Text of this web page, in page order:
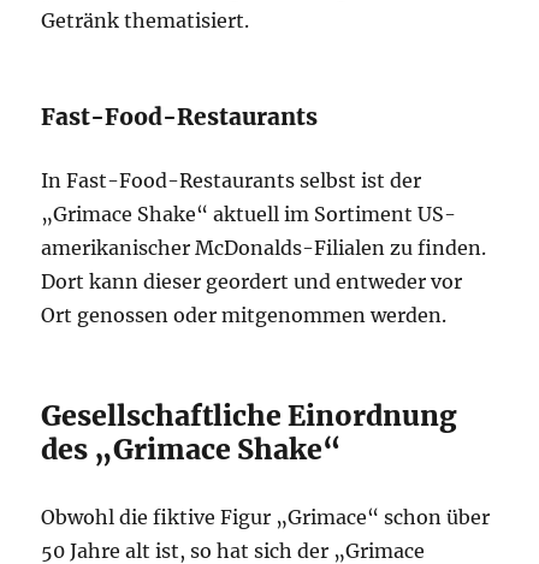
Getränk thematisiert.
Fast-Food-Restaurants
In Fast-Food-Restaurants selbst ist der
„Grimace Shake“ aktuell im Sortiment US-
amerikanischer McDonalds-Filialen zu finden.
Dort kann dieser geordert und entweder vor
Ort genossen oder mitgenommen werden.
Gesellschaftliche Einordnung
des „Grimace Shake“
Obwohl die fiktive Figur „Grimace“ schon über
50 Jahre alt ist, so hat sich der „Grimace